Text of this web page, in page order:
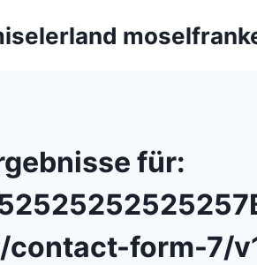
für:
contact-form-7/